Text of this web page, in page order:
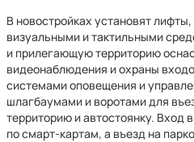
В новостройках установят
визуальными и тактильными
и прилегающую территорию
видеонаблюдения и охраны
системами оповещения и
шлагбаумами и воротами для
территорию и автостоянку. Вход
по смарт-картам, а въезд на